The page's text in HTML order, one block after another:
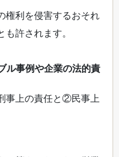
権利を侵害するおそれ
許されます。
ル事例や企業の法的責
事上の責任と②民事上